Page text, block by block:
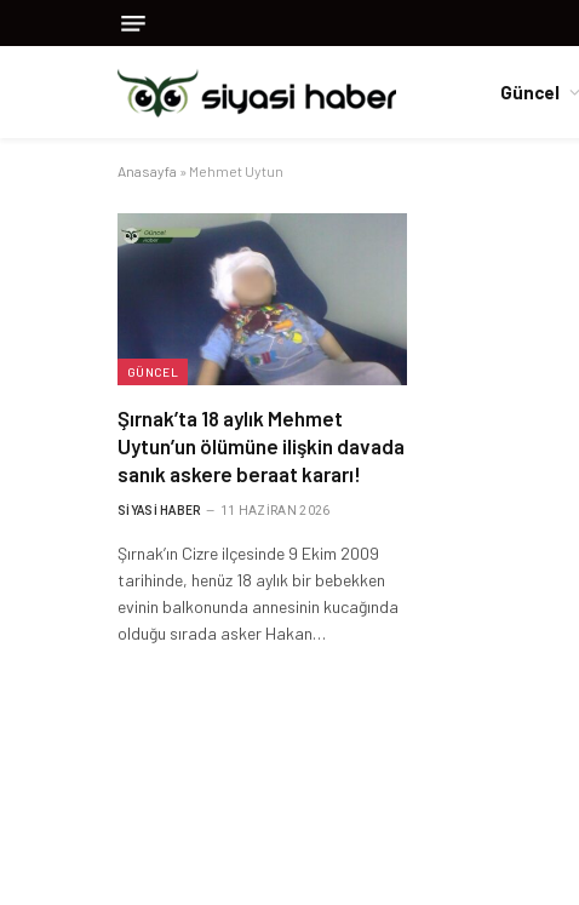
Güncel
Anasayfa » Mehmet Uytun
GÜNCEL
Şırnak’ta 18 aylık Mehmet
Uytun’un ölümüne ilişkin davada
sanık askere beraat kararı!
SIYASI HABER 11 HAZIRAN 2026
Şırnak’ın Cizre ilçesinde 9 Ekim 2009
tarihinde, henüz 18 aylık bir bebekken
evinin balkonunda annesinin kucağında
olduğu sırada asker Hakan…